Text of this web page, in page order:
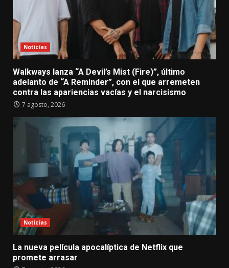
Noticias
Walkways lanza “A Devil’s Mist (Fire)”, último
adelanto de “A Reminder”, con el que arremeten
contra las apariencias vacías y el narcisismo
7 agosto, 2026
Noticias
La nueva película apocalíptica de Netflix que
promete arrasar